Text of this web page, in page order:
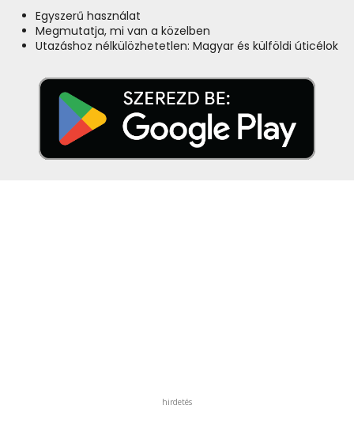
Egyszerű használat
Megmutatja, mi van a közelben
Utazáshoz nélkülözhetetlen: Magyar és külföldi úticélok
hirdetés